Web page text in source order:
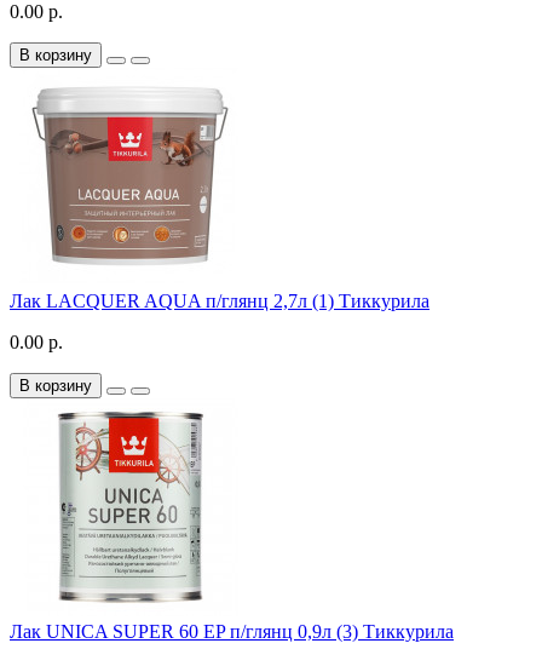
0.00 р.
В корзину
Лак LACQUER AQUA п/глянц 2,7л (1) Тиккурила
0.00 р.
В корзину
Лак UNICA SUPER 60 EP п/глянц 0,9л (3) Тиккурила